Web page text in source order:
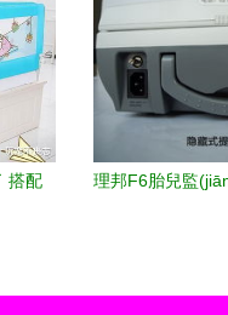
搭配
理邦F6胎兒監